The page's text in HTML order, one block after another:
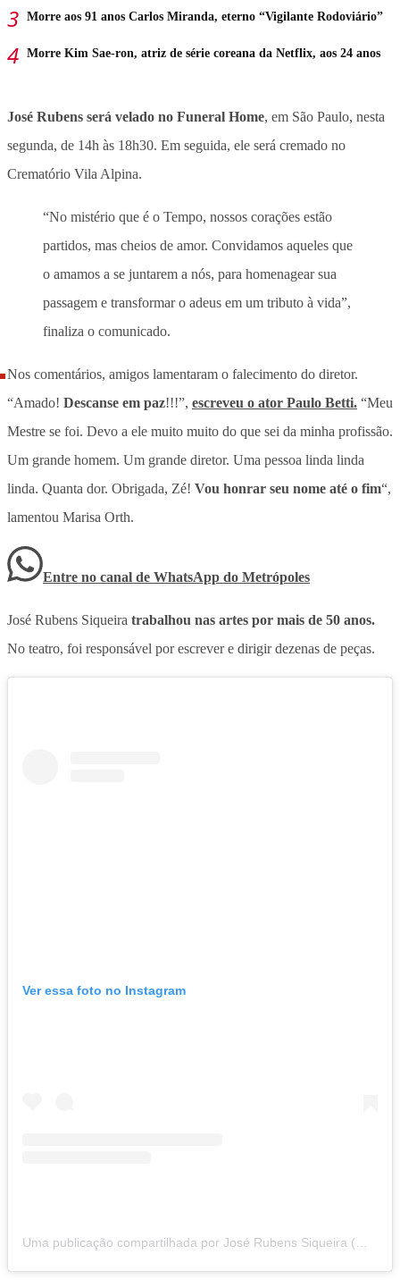
Morre aos 91 anos Carlos Miranda, eterno “Vigilante Rodoviário”
Morre Kim Sae-ron, atriz de série coreana da Netflix, aos 24 anos
José Rubens será velado no Funeral Home, em São Paulo, nesta
segunda, de 14h às 18h30. Em seguida, ele será cremado no
Crematório Vila Alpina.
“No mistério que é o Tempo, nossos corações estão
partidos, mas cheios de amor. Convidamos aqueles que
o amamos a se juntarem a nós, para homenagear sua
passagem e transformar o adeus em um tributo à vida”,
finaliza o comunicado.
Nos comentários, amigos lamentaram o falecimento do diretor.
“Amado! Descanse em paz!!!”, escreveu o ator Paulo Betti. “Meu
Mestre se foi. Devo a ele muito muito do que sei da minha profissão.
Um grande homem. Um grande diretor. Uma pessoa linda linda
linda. Quanta dor. Obrigada, Zé! Vou honrar seu nome até o fim“,
lamentou Marisa Orth.
Entre no canal de WhatsApp do Metrópoles
José Rubens Siqueira trabalhou nas artes por mais de 50 anos.
No teatro, foi responsável por escrever e dirigir dezenas de peças.
Ver essa foto no Instagram